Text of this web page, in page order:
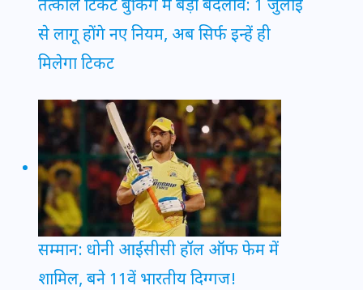
तत्काल टिकट बुकिंग में बड़ा बदलाव: 1 जुलाई
से लागू होंगे नए नियम, अब सिर्फ इन्हें ही
मिलेगा टिकट
सम्मान: धोनी आईसीसी हॉल ऑफ फेम में
शामिल, बने 11वें भारतीय दिग्गज!